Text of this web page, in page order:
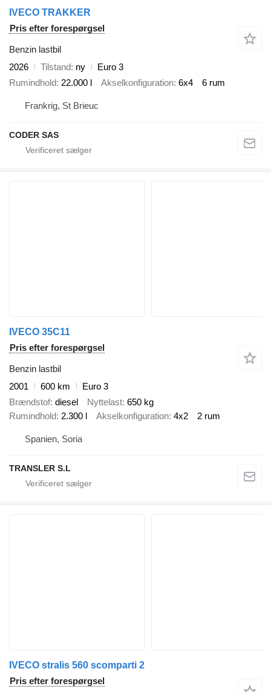
IVECO TRAKKER
Pris efter forespørgsel
Benzin lastbil
2026
Tilstand ny
Euro 3
Rumindhold 22.000 l Akselkonfiguration 6x4 6 rum
Frankrig, St Brieuc
CODER SAS
IVECO 35C11
Pris efter forespørgsel
Benzin lastbil
2001
600 km
Euro 3
Brændstof diesel Nyttelast 650 kg
Rumindhold 2.300 l Akselkonfiguration 4x2 2 rum
Spanien, Soria
TRANSLER S.L
IVECO stralis 560 scomparti 2
Pris efter forespørgsel